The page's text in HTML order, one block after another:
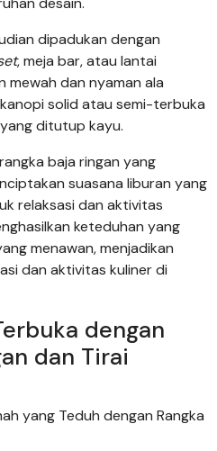
dipadukan dengan
, meja bar, atau lantai
mewah dan nyaman ala
solid atau semi-terbuka
ditutup kayu.
baja ringan yang
suasana liburan yang
relaksasi dan aktivitas
keteduhan yang
menawan, menjadikan
dan aktivitas kuliner di
dengan
dan Tirai
yang Teduh dengan Rangka